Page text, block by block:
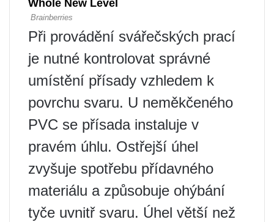
Při provádění svářečských prací
je nutné kontrolovat správné
umístění přísady vzhledem k
povrchu svaru. U neměkčeného
PVC se přísada instaluje v
pravém úhlu. Ostřejší úhel
zvyšuje spotřebu přídavného
materiálu a způsobuje ohýbání
tyče uvnitř svaru. Úhel větší než